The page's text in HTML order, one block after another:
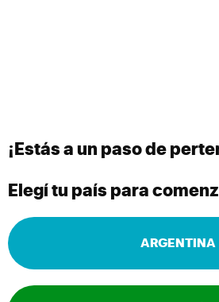
¡Estás a un paso de
Elegí tu país para
ARGENTINA